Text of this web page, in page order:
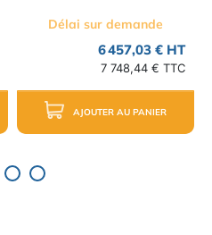
Délai sur demande
6 457,03 € HT
7 748,44 € TTC
AJOUTER AU PANIER